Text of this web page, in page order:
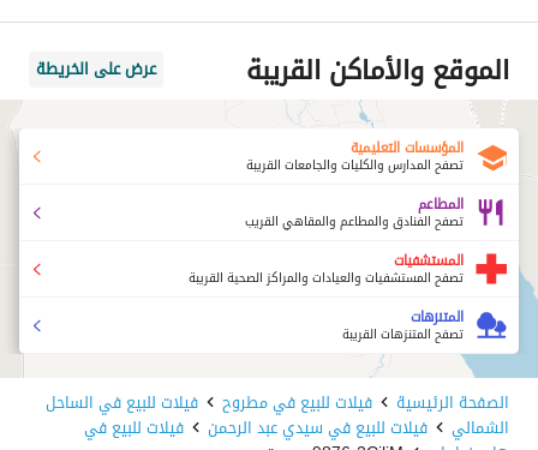
الموقع والأماكن القريبة عرض على الخريطة
المؤسسات التعليمية
تصفح المدارس والكليات والجامعات القريبة
المطاعم
تصفح الفنادق والمطاعم والمقاهي القريب
المستشفيات
تصفح المستشفيات والعيادات والمراكز الصحية القريبة
المتنزهات
تصفح المتنزهات القريبة
الصفحة الرئيسية فيلات للبيع في مطروح فيلات للبيع في الساحل
الشمالي فيلات للبيع في سيدي عبد الرحمن فيلات للبيع في